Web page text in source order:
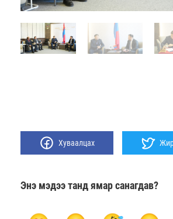
Хуваалцах
Энэ мэдээ танд ямар санагдав?